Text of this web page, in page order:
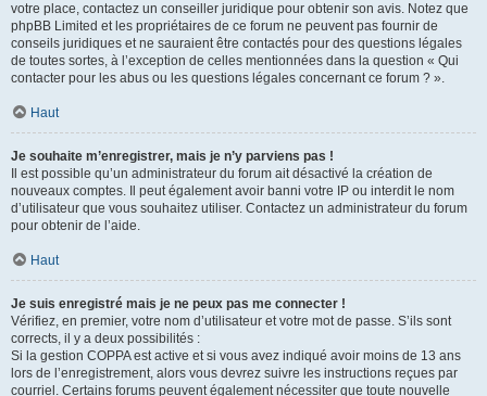
votre place, contactez un conseiller juridique pour obtenir son avis. Notez que
phpBB Limited et les propriétaires de ce forum ne peuvent pas fournir de
conseils juridiques et ne sauraient être contactés pour des questions légales
de toutes sortes, à l’exception de celles mentionnées dans la question « Qui
contacter pour les abus ou les questions légales concernant ce forum ? ».
Haut
Je souhaite m’enregistrer, mais je n’y parviens pas !
Il est possible qu’un administrateur du forum ait désactivé la création de
nouveaux comptes. Il peut également avoir banni votre IP ou interdit le nom
d’utilisateur que vous souhaitez utiliser. Contactez un administrateur du forum
pour obtenir de l’aide.
Haut
Je suis enregistré mais je ne peux pas me connecter !
Vérifiez, en premier, votre nom d’utilisateur et votre mot de passe. S’ils sont
corrects, il y a deux possibilités :
Si la gestion COPPA est active et si vous avez indiqué avoir moins de 13 ans
lors de l’enregistrement, alors vous devrez suivre les instructions reçues par
courriel. Certains forums peuvent également nécessiter que toute nouvelle